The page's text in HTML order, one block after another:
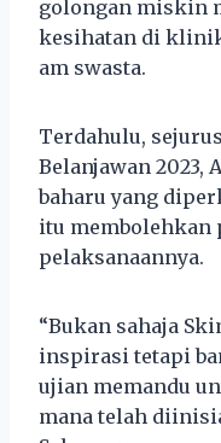
golongan miskin
kesihatan di
am swasta.
Terdahulu,
Belanjawan
baharu yang
itu membolehkan
pelaksanaannya.
“Bukan sahaja
inspirasi tetapi
ujian memandu
mana telah